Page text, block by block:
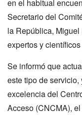
en el habitual
Secretario del
la República,
expertos y
Se informó que
este tipo de
excelencia del
Acceso (CNCMA),